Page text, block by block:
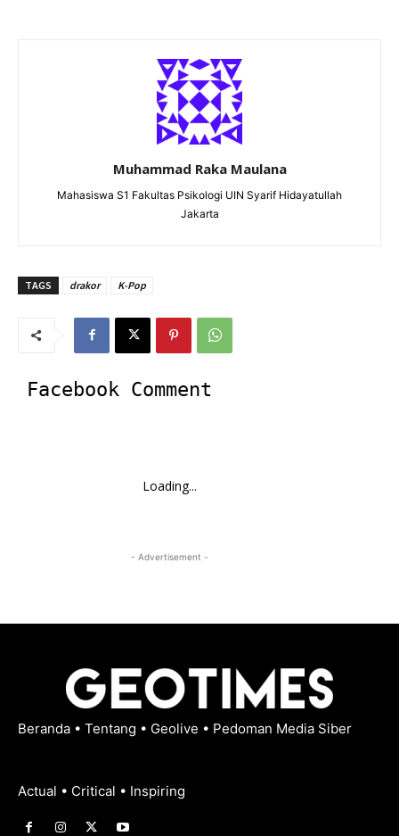
Muhammad Raka Maulana
Mahasiswa S1 Fakultas Psikologi UIN Syarif Hidayatullah
Jakarta
TAGS drakor K-Pop
Facebook Comment
Loading...
- Advertisement -
Beranda • Tentang • Geolive • Pedoman Media Siber
Actual • Critical • Inspiring